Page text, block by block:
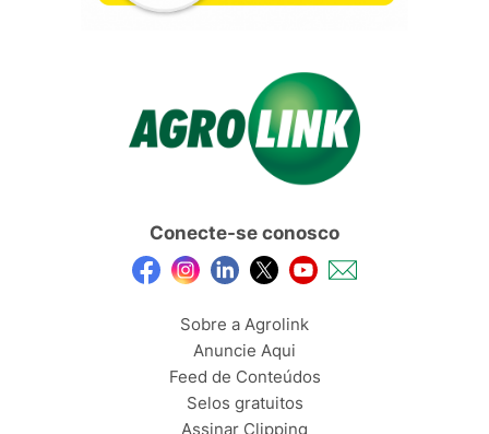
Conecte-se conosco
Sobre a Agrolink
Anuncie Aqui
Feed de Conteúdos
Selos gratuitos
Assinar Clipping